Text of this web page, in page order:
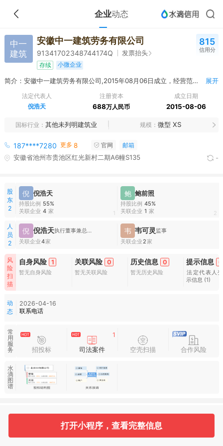
企业动态
中一
建筑
安徽中一建筑劳务有限公司
91341702348744174Q 发票抬头
存续 小微企业
815
信用分
简介：安徽中一建筑劳务有限公司,2015年08月06日成立，经营范围包括施工劳务承包、分包，市政工程、房屋建筑工程、公路工程、水利水电工程、消防设施工程、装饰装修工程、园林绿化工程、建筑安装工程、桥梁工程、隧道工程、钢结构工程、幕墙工程、地铁工程、路基工程、路面工程、房屋维修工程、照明亮化工程施工，建筑工程机械与设备经营租赁，机电设备安装服务，金属结构件加工、销售及安装服务。（依法须经批准的项目，经相关部门批准后方可开展经营活动） 展开
法定代表人
倪浩天
注册资本
688万人民币
成立日期
2015-08-06
国标行业 其他未列明建筑业 规模 微型 XS
187****7280 更多 8 官网 邮箱
安徽省池州市贵池区红光新村二期A6幢S135 -
股
东
2
倪 倪浩天
持股比例 55%
关联企业 4 家 1
鲍 鲍前照
持股比例 45%
关联企业 1 家 2
人
员
2
倪 倪浩天
执行董事兼总经理
关联企业4家
韦 韦可灵 监事
关联企业2家
风
险
扫
描
自身风险 1
暂无自身风险
关联风险 0
暂无关联风险
历史信息 0
暂无历史风险
提示信息 6
法定代表人
示信息 (1)
动
态
2026-04-16
联系电话
常
用
服
务
招投标
1
司法案件 空壳扫描 合作风险
水
滴
图
谱
基本信息
打开小程序，查看完整信息